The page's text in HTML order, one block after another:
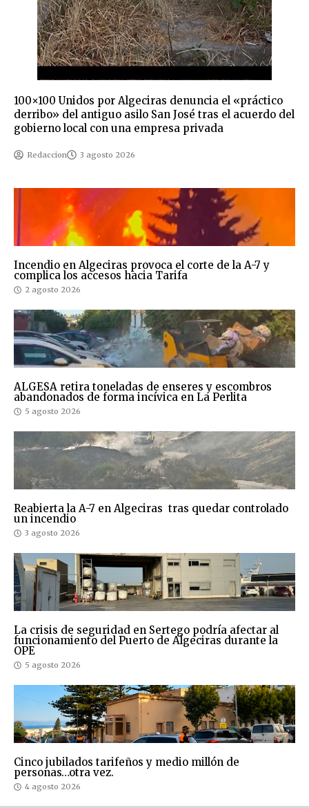
100×100 Unidos por Algeciras denuncia el «práctico
derribo» del antiguo asilo San José tras el acuerdo del
gobierno local con una empresa privada
Redaccion 3 agosto 2026
Incendio en Algeciras provoca el corte de la A-7 y
complica los accesos hacia Tarifa
2 agosto 2026
ALGESA retira toneladas de enseres y escombros
abandonados de forma incívica en La Perlita
5 agosto 2026
Reabierta la A-7 en Algeciras tras quedar controlado
un incendio
3 agosto 2026
La crisis de seguridad en Sertego podría afectar al
funcionamiento del Puerto de Algeciras durante la
OPE
5 agosto 2026
Cinco jubilados tarifeños y medio millón de
personas…otra vez.
4 agosto 2026